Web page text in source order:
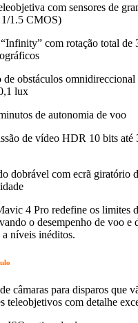
com sensores de
1.5 CMOS)
com rotação total de
de obstáculos omnidireccional
lux
de autonomia de voo
de vídeo HDR 10 bits até
dobrável com ecrã giratório
4 Pro redefine os limites
o desempenho de voo e
a níveis inéditos.
câmaras para disparos que
teleobjetivos com detalhe